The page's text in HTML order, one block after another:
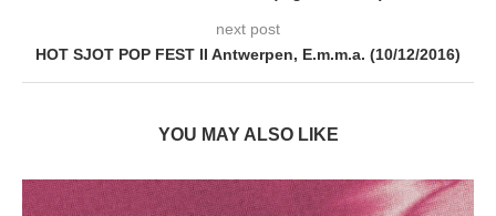
next post
HOT SJOT POP FEST II Antwerpen, E.m.m.a. (10/12/2016)
YOU MAY ALSO LIKE